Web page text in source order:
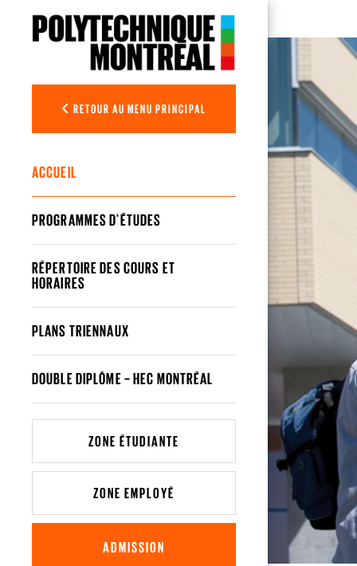
RETOUR AU MENU PRINCIPAL
ACCUEIL
PROGRAMMES D'ÉTUDES
RÉPERTOIRE DES COURS ET
HORAIRES
PLANS TRIENNAUX
DOUBLE DIPLÔME – HEC MONTRÉAL
ZONE ÉTUDIANTE
ZONE EMPLOYÉ
ADMISSION